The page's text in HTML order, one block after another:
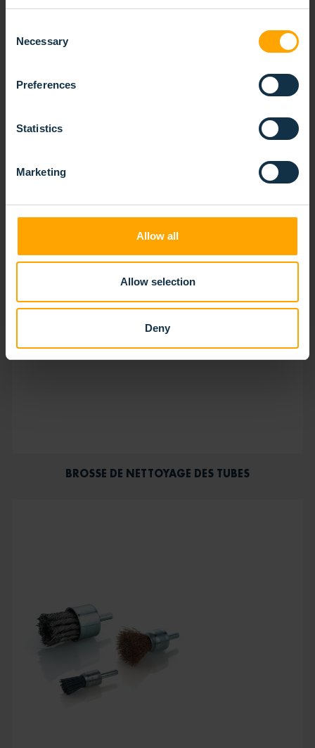
Selection
Necessary
Preferences
Statistics
Marketing
Allow all
Allow selection
Deny
BROSSE DE NETTOYAGE DES TUBES